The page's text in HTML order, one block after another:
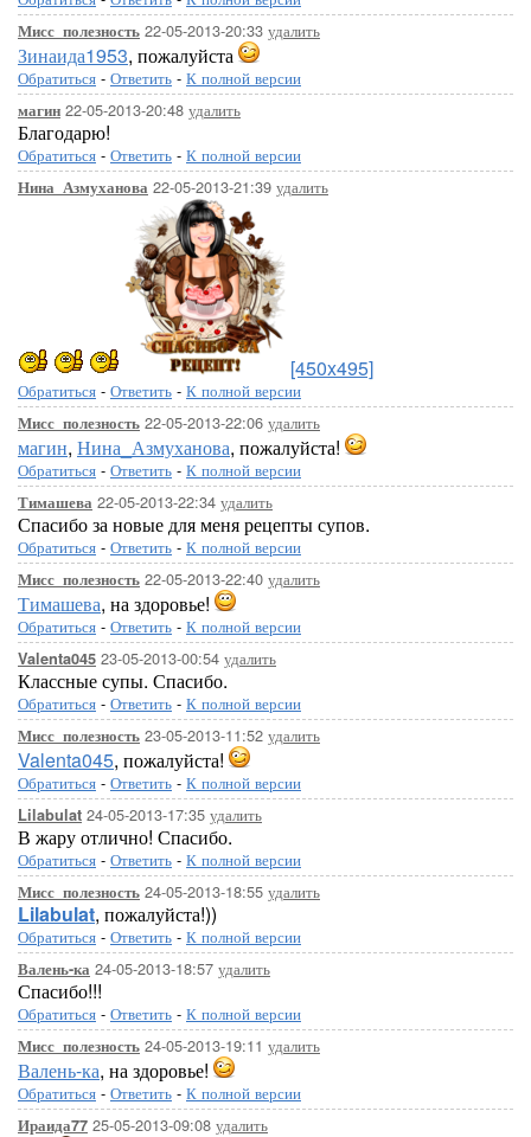
Мисс_полезность 22-05-2013-20:33 удалить
Зинаида1953, пожалуйста
Обратиться - Ответить - К полной версии
магин 22-05-2013-20:48 удалить
Благодарю!
Обратиться - Ответить - К полной версии
Нина_Азмуханова 22-05-2013-21:39 удалить
[450x495]
Обратиться - Ответить - К полной версии
Мисс_полезность 22-05-2013-22:06 удалить
магин, Нина_Азмуханова, пожалуйста!
Обратиться - Ответить - К полной версии
Тимашева 22-05-2013-22:34 удалить
Спасибо за новые для меня рецепты супов.
Обратиться - Ответить - К полной версии
Мисс_полезность 22-05-2013-22:40 удалить
Тимашева, на здоровье!
Обратиться - Ответить - К полной версии
Valenta045 23-05-2013-00:54 удалить
Классные супы. Спасибо.
Обратиться - Ответить - К полной версии
Мисс_полезность 23-05-2013-11:52 удалить
Valenta045, пожалуйста!
Обратиться - Ответить - К полной версии
Lilabulat 24-05-2013-17:35 удалить
В жару отлично! Спасибо.
Обратиться - Ответить - К полной версии
Мисс_полезность 24-05-2013-18:55 удалить
Lilabulat, пожалуйста!))
Обратиться - Ответить - К полной версии
Валень-ка 24-05-2013-18:57 удалить
Спасибо!!!
Обратиться - Ответить - К полной версии
Мисс_полезность 24-05-2013-19:11 удалить
Валень-ка, на здоровье!
Обратиться - Ответить - К полной версии
Ираида77 25-05-2013-09:08 удалить